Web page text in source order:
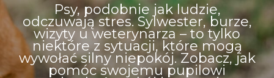
Psy, podobnie jak ludzie,
odczuwają stres. Sylwester, burze,
wizyty u weterynarza – to tylko
niektóre z sytuacji, które mogą
wywołać silny niepokój. Zobacz, jak
pomóc swojemu pupilowi